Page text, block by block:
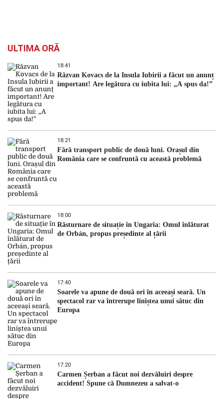
ULTIMA ORĂ
18:41
Răzvan Kovacs de la Insula Iubirii a făcut un anunț
important! Are legătura cu iubita lui: „A spus da!”
18:21
Fără transport public de două luni. Orașul din
România care se confruntă cu această problemă
18:00
Răsturnare de situație în Ungaria: Omul înlăturat
de Orbán, propus președinte al țării
17:40
Soarele va apune de două ori în aceeași seară. Un
spectacol rar va întrerupe liniștea unui sătuc din
Europa
17:20
Carmen Șerban a făcut noi dezvăluiri despre
accident! Spune că Dumnezeu a salvat-o